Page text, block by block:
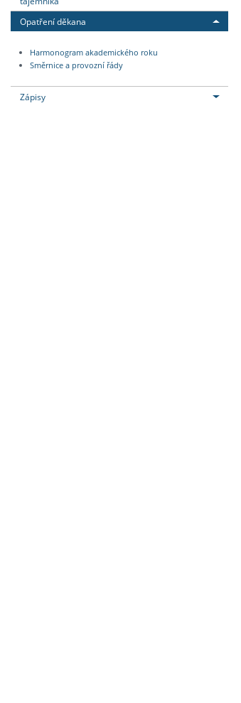
Opatření děkana
Harmonogram akademického roku
Směrnice a provozní řády
Zápisy